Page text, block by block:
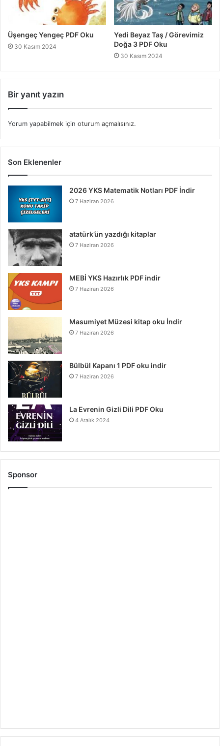
Üşengeç Yengeç PDF Oku
30 Kasım 2024
Yedi Beyaz Taş / Görevimiz
Doğa 3 PDF Oku
30 Kasım 2024
Bir yanıt yazın
Yorum yapabilmek için oturum açmalısınız.
Son Eklenenler
2026 YKS Matematik Notları PDF İndir
7 Haziran 2026
atatürk’ün yazdığı kitaplar
7 Haziran 2026
MEBİ YKS Hazırlık PDF indir
7 Haziran 2026
Masumiyet Müzesi kitap oku İndir
7 Haziran 2026
Bülbül Kapanı 1 PDF oku indir
7 Haziran 2026
La Evrenin Gizli Dili PDF Oku
4 Aralık 2024
Sponsor